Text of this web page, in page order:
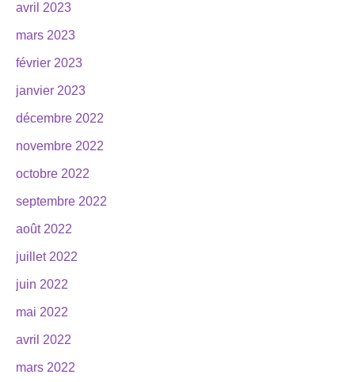
avril 2023
mars 2023
février 2023
janvier 2023
décembre 2022
novembre 2022
octobre 2022
septembre 2022
août 2022
juillet 2022
juin 2022
mai 2022
avril 2022
mars 2022